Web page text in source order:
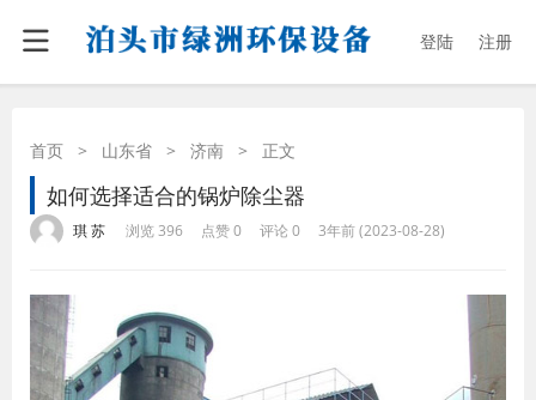
登陆 注册
首页 > 山东省 > 济南 > 正文
如何选择适合的锅炉除尘器
琪 苏 浏览 396 点赞 0 评论 0 3年前 (2023-08-28)